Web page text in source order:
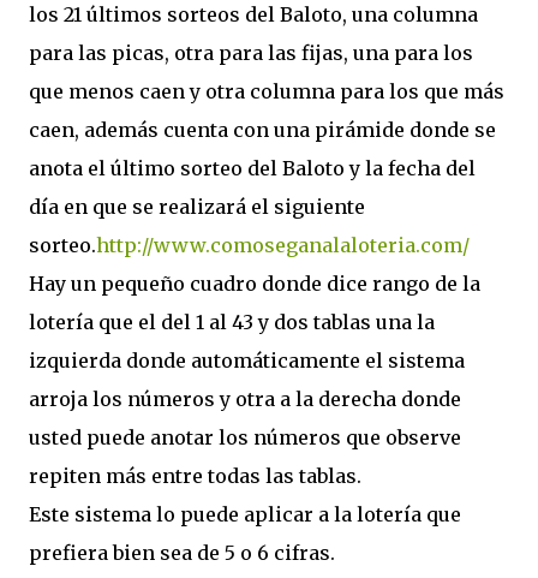
los 21 últimos sorteos del Baloto, una columna
para las picas, otra para las fijas, una para los
que menos caen y otra columna para los que más
caen, además cuenta con una pirámide donde se
anota el último sorteo del Baloto y la fecha del
día en que se realizará el siguiente
sorteo.http://www.comoseganalaloteria.com/
Hay un pequeño cuadro donde dice rango de la
lotería que el del 1 al 43 y dos tablas una la
izquierda donde automáticamente el sistema
arroja los números y otra a la derecha donde
usted puede anotar los números que observe
repiten más entre todas las tablas.
Este sistema lo puede aplicar a la lotería que
prefiera bien sea de 5 o 6 cifras.